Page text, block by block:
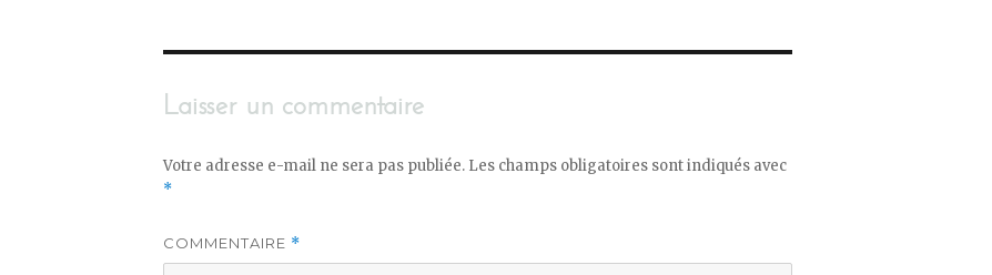
Laisser un commentaire
Votre adresse e-mail ne sera pas publiée. Les champs obligatoires sont indiqués avec
*
COMMENTAIRE *